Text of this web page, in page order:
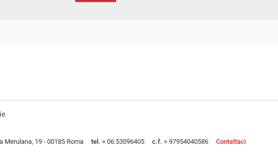
Merulana, 19 - 00185 Roma tel. > 06.53096405 c.f. > 97954040586 Contattaci